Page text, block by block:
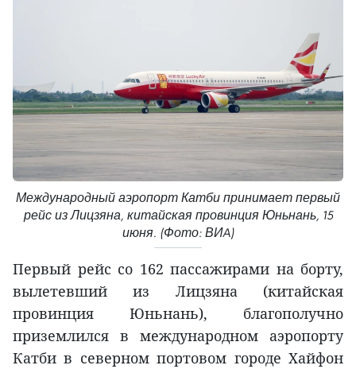
Международный аэропорт Катби принимает первый
рейс из Лицзяна, китайская провинция Юньнань, 15
июня. (Фото: ВИA)
Первый рейс со 162 пассажирами на борту,
вылетевший из Лицзяна (китайская
провинция Юньнань), благополучно
приземлился в международном аэропорту
Катби в северном портовом городе Хайфон